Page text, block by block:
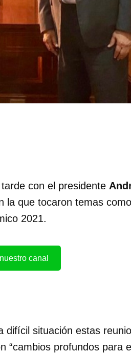
con el presidente
la que tocaron temas
2021.
canal
difícil situación estas
“cambios profundos para